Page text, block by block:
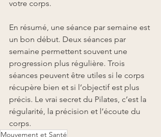
votre corps.
En résumé, une séance par semaine est
un bon début. Deux séances par
semaine permettent souvent une
progression plus régulière. Trois
séances peuvent être utiles si le corps
récupère bien et si l’objectif est plus
précis. Le vrai secret du Pilates, c’est la
régularité, la précision et l’écoute du
corps.
Mouvement et Santé